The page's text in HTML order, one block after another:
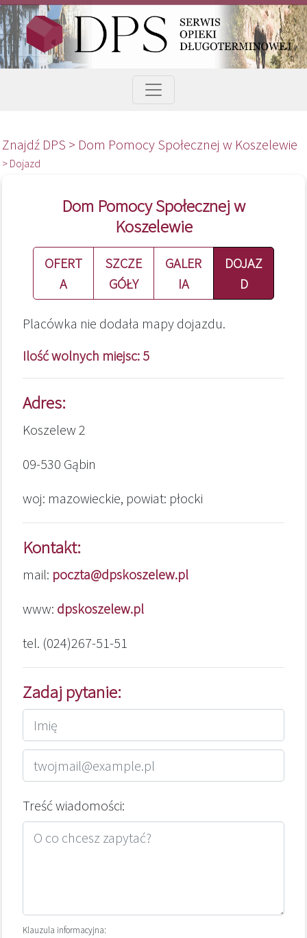
Znajdź DPS > Dom Pomocy Społecznej w Koszelewie
> Dojazd
Dom Pomocy Społecznej w
Koszelewie
OFERT
A
SZCZE
GÓŁY
GALER
IA
DOJAZ
D
Placówka nie dodała mapy dojazdu.
Ilość wolnych miejsc: 5
Adres:
Koszelew 2
09-530 Gąbin
woj: mazowieckie, powiat: płocki
Kontakt:
mail: poczta@dpskoszelew.pl
www: dpskoszelew.pl
tel. (024)267-51-51
Zadaj pytanie:
Treść wiadomości:
Klauzula informacyjna: